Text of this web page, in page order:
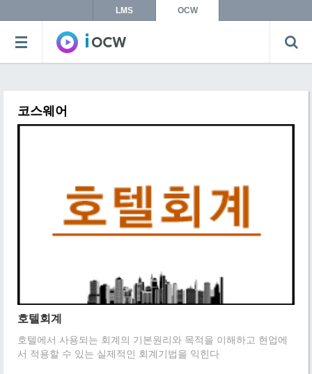
LMS OCW
코스웨어
호텔회계
호텔에서 사용되는 회계의 기본원리와 목적을 이해하고 현업에
서 적용할 수 있는 실제적인 회계기법을 익힌다